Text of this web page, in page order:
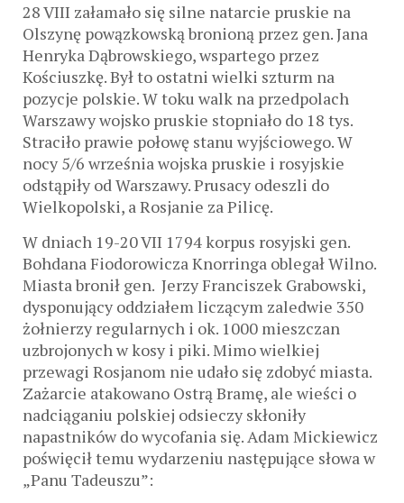
28 VIII załamało się silne natarcie pruskie na
Olszynę powązkowską bronioną przez gen. Jana
Henryka Dąbrowskiego, wspartego przez
Kościuszkę. Był to ostatni wielki szturm na
pozycje polskie. W toku walk na przedpolach
Warszawy wojsko pruskie stopniało do 18 tys.
Straciło prawie połowę stanu wyjściowego. W
nocy 5/6 września wojska pruskie i rosyjskie
odstąpiły od Warszawy. Prusacy odeszli do
Wielkopolski, a Rosjanie za Pilicę.
W dniach 19-20 VII 1794 korpus rosyjski gen.
Bohdana Fiodorowicza Knorringa oblegał Wilno.
Miasta bronił gen. Jerzy Franciszek Grabowski,
dysponujący oddziałem liczącym zaledwie 350
żołnierzy regularnych i ok. 1000 mieszczan
uzbrojonych w kosy i piki. Mimo wielkiej
przewagi Rosjanom nie udało się zdobyć miasta.
Zażarcie atakowano Ostrą Bramę, ale wieści o
nadciąganiu polskiej odsieczy skłoniły
napastników do wycofania się. Adam Mickiewicz
poświęcił temu wydarzeniu następujące słowa w
„Panu Tadeuszu”: